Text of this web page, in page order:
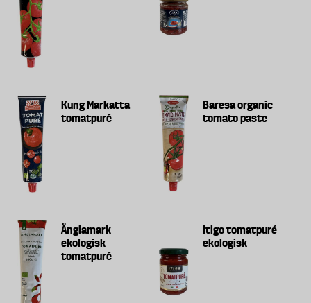
Kung Markatta
tomatpuré
Baresa organic
tomato paste
Änglamark
ekologisk
tomatpuré
Itigo tomatpuré
ekologisk